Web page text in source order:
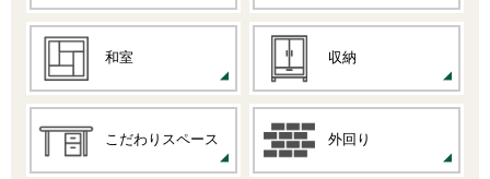
和室 収納
こだわりスペース 外回り